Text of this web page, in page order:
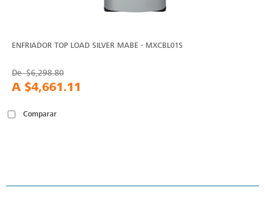
ENFRIADOR TOP LOAD SILVER MABE - MXCBL01S
De$6,298.80
A $4,661.11
Comparar